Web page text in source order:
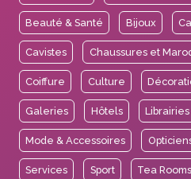
Beauté & Santé Bijoux
Cavistes Chaussures et
Coiffure Culture
Galeries Hôtels Librairies
Mode & Accessoires
Services Sport Tea Rooms